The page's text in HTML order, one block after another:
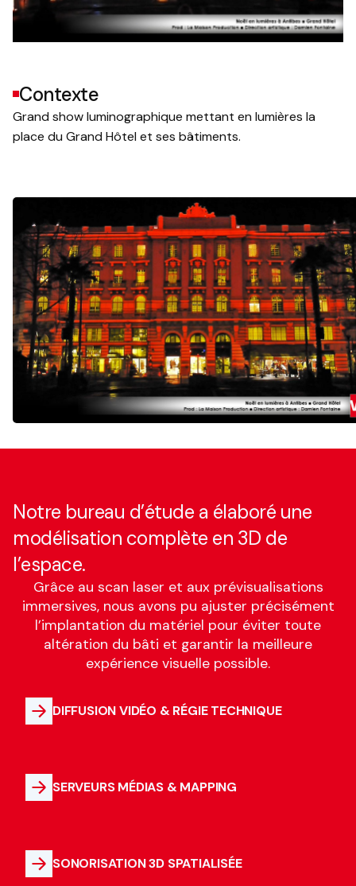
Contexte
Grand show luminographique mettant en lumières la
place du Grand Hôtel et ses bâtiments.
Notre bureau d’étude a élaboré une
modélisation complète en 3D de
l’espace.
Grâce au scan laser et aux prévisualisations
immersives, nous avons pu ajuster précisément
l’implantation du matériel pour éviter toute
altération du bâti et garantir la meilleure
expérience visuelle possible.
DIFFUSION VIDÉO & RÉGIE TECHNIQUE
SERVEURS MÉDIAS & MAPPING
SONORISATION 3D SPATIALISÉE